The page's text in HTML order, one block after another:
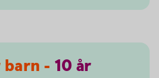
barn - 10 år